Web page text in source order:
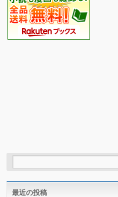
最近の投稿